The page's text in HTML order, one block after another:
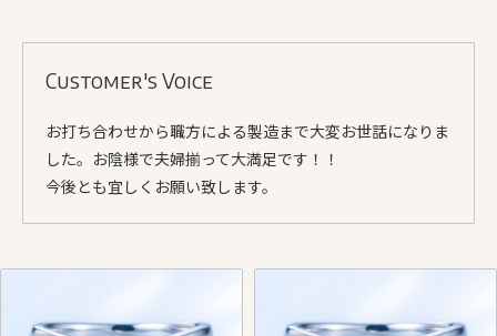
Customer's Voice
お打ち合わせから職方による製造まで大変お世話になりま
した。お陰様で夫婦揃って大満足です！！
今後とも宜しくお願い致します。